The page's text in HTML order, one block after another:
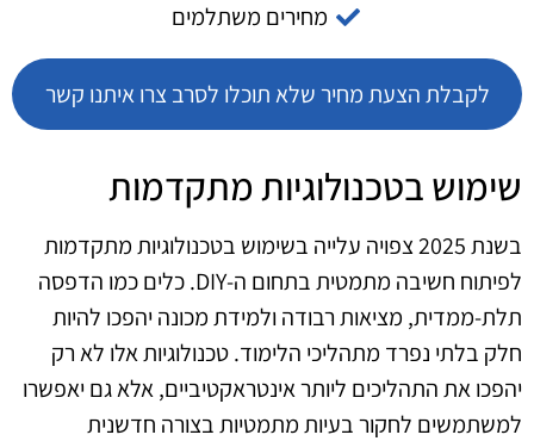
מחירים משתלמים
לקבלת הצעת מחיר שלא תוכלו לסרב צרו איתנו קשר
שימוש בטכנולוגיות מתקדמות
בשנת 2025 צפויה עלייה בשימוש בטכנולוגיות מתקדמות
לפיתוח חשיבה מתמטית בתחום ה-DIY. כלים כמו הדפסה
תלת-ממדית, מציאות רבודה ולמידת מכונה יהפכו להיות
חלק בלתי נפרד מתהליכי הלימוד. טכנולוגיות אלו לא רק
יהפכו את התהליכים ליותר אינטראקטיביים, אלא גם יאפשרו
למשתמשים לחקור בעיות מתמטיות בצורה חדשנית